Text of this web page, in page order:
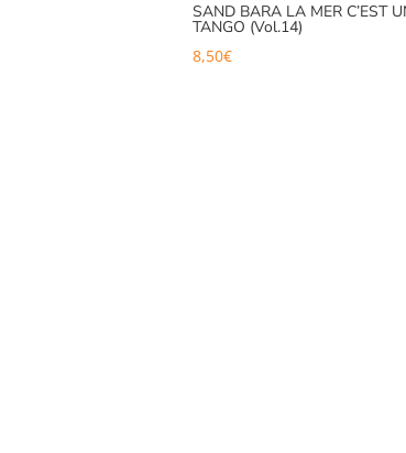
SAND BARA LA MER C’EST
TANGO (Vol.14)
8,50€